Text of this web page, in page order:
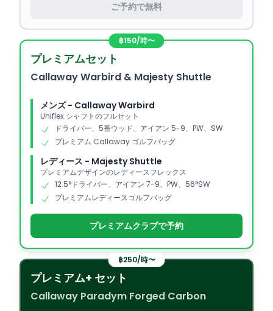
ご予約で無料
฿150/時〜
プレミアムセット
Callaway Warbird & Majesty Shuttle
メンズ - Callaway Warbird
Uniflex シャフトのフルセット
ドライバー、5番ウッド、アイアン 5-9、PW、SW
プレミアム Callaway ゴルフバッグ
レディース - Majesty Shuttle
プレミアムデザインのレディースフレックス
12.5°ドライバー、アイアン 7-9、PW、56°SW
プレミアムレディースゴルフバッグ
プレミアムクラブで予約
฿250/時〜
プレミアム+ セット
Callaway Paradym Forged Carbon